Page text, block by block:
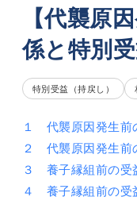
【代襲原
係と特別
特別受益（持戻し）
１ 代襲原因発生前
２ 代襲原因発生前
３ 養子縁組前の受
４ 養子縁組前の受